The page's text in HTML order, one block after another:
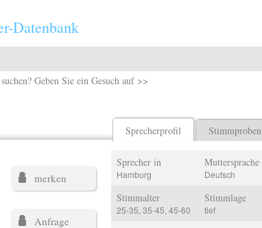
Datenbank
Geben Sie ein Gesuch auf >>
Sprecherprofil Stimmproben
merken
Anfrage
Sprecher in
Hamburg
Muttersprache
Deutsch
Stimmalter
25-35, 35-45, 45-60
Stimmlage
tief